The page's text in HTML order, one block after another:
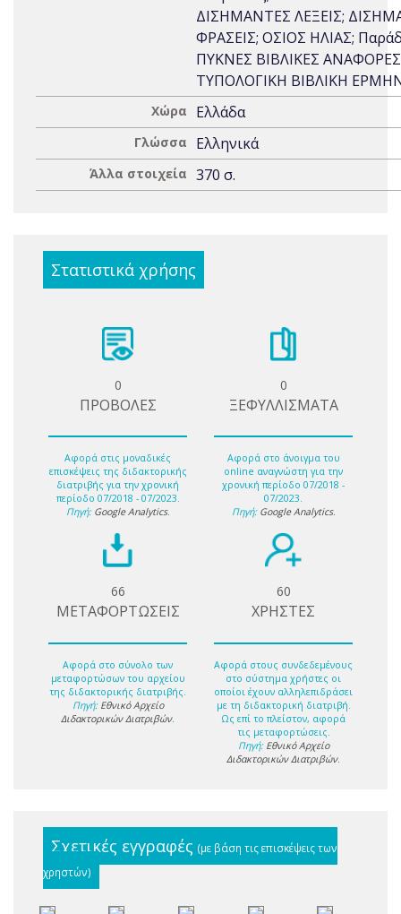
ΔΙΣΗΜΑΝΤΕΣ ΛΕΞΕΙΣ;
ΦΡΑΣΕΙΣ; ΟΣΙΟΣ ΗΛΙΑΣ;
ΠΥΚΝΕΣ ΒΙΒΛΙΚΕΣ
ΤΥΠΟΛΟΓΙΚΗ ΒΙΒΛΙΚΗ
Χώρα Ελλάδα
Γλώσσα Ελληνικά
Άλλα στοιχεία 370 σ.
Στατιστικά χρήσης
0
ΠΡΟΒΟΛΕΣ
Αφορά στις μοναδικές
επισκέψεις της διδακτορικής
διατριβής για την χρονική
περίοδο 07/2018 - 07/2023.
Πηγή: Google Analytics.
0
ΞΕΦΥΛΛΙΣΜΑΤΑ
Αφορά στο άνοιγμα του
online αναγνώστη για την
χρονική περίοδο 07/2018 -
07/2023.
Πηγή: Google Analytics.
66
ΜΕΤΑΦΟΡΤΩΣΕΙΣ
Αφορά στο σύνολο των
μεταφορτώσων του αρχείου
της διδακτορικής διατριβής.
Πηγή: Εθνικό Αρχείο
Διδακτορικών Διατριβών.
60
ΧΡΗΣΤΕΣ
Αφορά στους συνδεδεμένους
στο σύστημα χρήστες οι
οποίοι έχουν αλληλεπιδράσει
με τη διδακτορική διατριβή.
Ως επί το πλείστον, αφορά
τις μεταφορτώσεις.
Πηγή: Εθνικό Αρχείο
Διδακτορικών Διατριβών.
Σχετικές εγγραφές (με βάση τις επισκέψεις των
χρηστών)